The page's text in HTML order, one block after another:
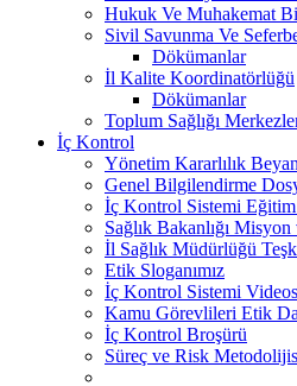
Hukuk Ve Muhakemat
Sivil Savunma Ve
Dökümanlar
İl Kalite Koordinatörlüğü
Dökümanlar
Toplum Sağlığı
İç Kontrol
Yönetim Kararlılık
Genel Bilgilendirme
İç Kontrol Sistemi
Sağlık Bakanlığı
İl Sağlık Müdürlüğü
Etik Sloganımız
İç Kontrol Sistemi
Kamu Görevlileri Etik
İç Kontrol Broşürü
Süreç ve Risk